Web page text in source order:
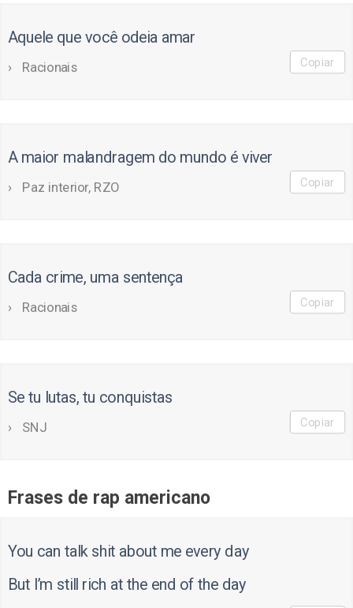
Aquele que você odeia amar
Racionais Copiar
A maior malandragem do mundo é viver
Paz interior, RZO Copiar
Cada crime, uma sentença
Racionais Copiar
Se tu lutas, tu conquistas
SNJ Copiar
Frases de rap americano
You can talk shit about me every day
But I’m still rich at the end of the day